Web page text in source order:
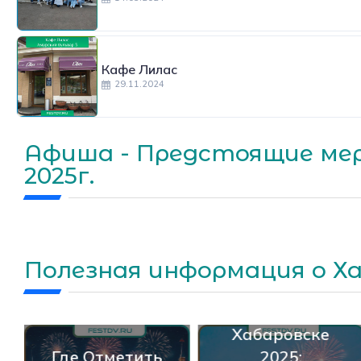
Кафе Лилас
29.11.2024
Афиша - Предстоящие
2025г.
Полезная информация о
Где Отметить
День
Народного
Хабаровске
2025: